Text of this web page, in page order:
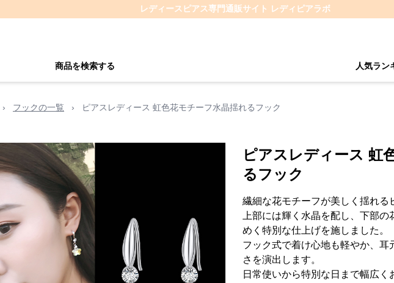
レディースピアス専門通販サイト レディピアラボ
商品を検索する 人気ラン
› フックの一覧 › ピアスレディース 虹色花モチーフ水晶揺れるフック
ピアスレディース 虹
るフック
繊細な花モチーフが美しく揺れる
上部には輝く水晶を配し、下部
めく特別な仕上げを施しました。
フック式で着け心地も軽やか、耳
さを演出します。
日常使いから特別な日まで幅広